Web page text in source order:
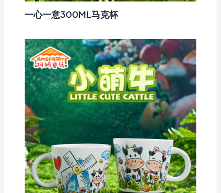
一心一意300ML马克杯